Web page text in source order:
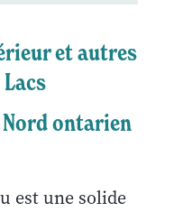
et autres
ontarien
est une solide